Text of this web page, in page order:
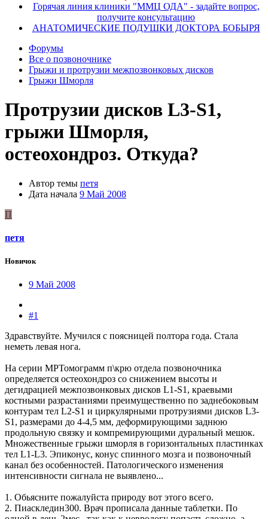
Горячая линия клиники "ММЦ ОДА" - задайте вопрос,
получите консультацию
АНАТОМИЧЕСКИЕ ПОДУШКИ ДОКТОРА БОБЫРЯ
Форумы
Все о позвоночнике
Грыжи и протрузии межпозвонковых дисков
Грыжи Шморля
Протрузии дисков L3-S1,
грыжи Шморля,
остеохондроз. Откуда?
Автор темы петя
Дата начала 9 Май 2008
П
петя
Новичок
9 Май 2008
#1
Здравствуйте. Мучился с поясницей полтора года. Стала
неметь левая нога.
На серии МРТомограмм п\крю отдела позвоночника
определяется остеохондроз со снижением высоты и
дегидрацией межпозвонковых дисков L1-S1, краевыми
костными разрастаниями преимущественно по заднебоковым
контурам тел L2-S1 и циркулярными протрузиями дисков L3-
S1, размерами до 4-4,5 мм, деформирующими заднюю
продольную связку и компремирующими дуральный мешок.
Множественные грыжи шморля в горизонтальных пластинках
тел L1-L3. Эпиконус, конус спинного мозга и позвоночный
канал без особенностей. Патологического изменения
интенсивности сигнала не выявлено...
1. Обьясните пожалуйста природу вот этого всего.
2. Пиаскледин300. Врач прописала данные таблетки. По